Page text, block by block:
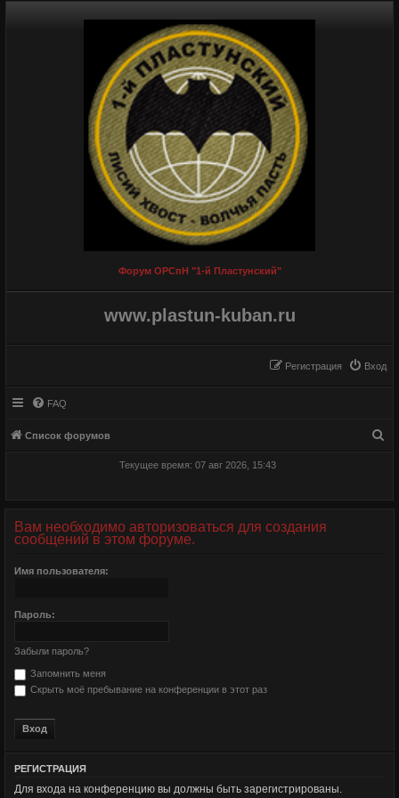
Форум ОРСпН "1-й Пластунский"
www.plastun-kuban.ru
Вход
Регистрация
FAQ
Список форумов
Текущее время: 07 авг 2026, 15:43
Вам необходимо авторизоваться для создания
сообщений в этом форуме.
Имя пользователя:
Пароль:
Забыли пароль?
Запомнить меня
Скрыть моё пребывание на конференции в этот раз
РЕГИСТРАЦИЯ
Для входа на конференцию вы должны быть зарегистрированы.